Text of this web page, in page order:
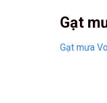
Gạt
Gạt mưa